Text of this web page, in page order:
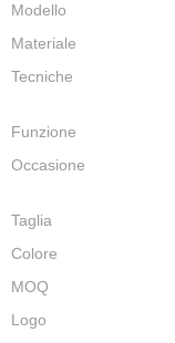
Modello
Materiale
Tecniche
Funzione
Occasione
Taglia
Colore
MOQ
Logo